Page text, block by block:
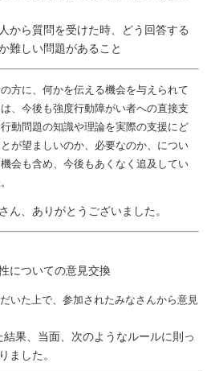
から質問を受けた時、どう回答する
難しい問題があること
方に、何かを伝える機会を与えられて
、今後も強度行動障がい者への直接支
動問題の知識や理論を実際の支援にど
が望ましいのか、必要なのか、につい
会も含め、今後もあくなく追及してい
ん、ありがとうございました。
ついての意見交換
いた上で、参加されたみなさんから意見
果、当面、次のようなルールに則っ
ました。